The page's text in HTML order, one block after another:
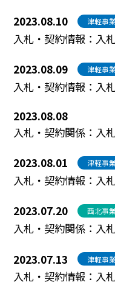
2023.08.10 津軽事
入札・契約情報：入
2023.08.09 津軽事
入札・契約情報：入
2023.08.08
入札・契約関係：入
2023.08.01 津軽事
入札・契約情報：入
2023.07.20 西北事
入札・契約関係：入
2023.07.13 津軽事
入札・契約情報：入